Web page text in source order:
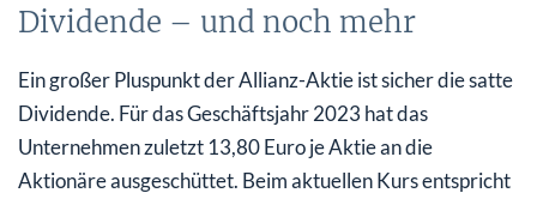
Dividende – und noch mehr
Ein großer Pluspunkt der Allianz-Aktie ist sicher die satte
Dividende. Für das Geschäftsjahr 2023 hat das
Unternehmen zuletzt 13,80 Euro je Aktie an die
Aktionäre ausgeschüttet. Beim aktuellen Kurs entspricht